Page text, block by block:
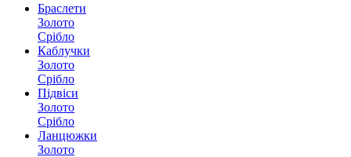
Браслети
Золото
Срібло
Каблучки
Золото
Срібло
Підвіси
Золото
Срібло
Ланцюжки
Золото